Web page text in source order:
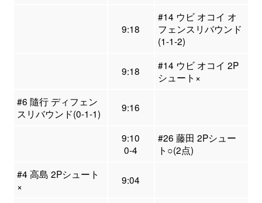
9:18
#14 ウビ オコイ オ
フェンスリバウンド
(1-1-2)
9:18
#14 ウビ オコイ 2P
シュート×
#6 隨行 ディフェン
スリバウンド(0-1-1)
9:16
9:10
0-4
#26 藤田 2Pシュー
ト○(2点)
#4 高島 2Pシュート
×
9:04